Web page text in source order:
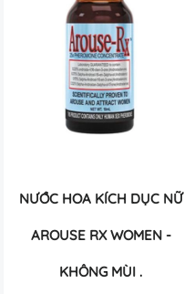
NƯỚC HOA KÍCH DỤC NỮ
AROUSE RX WOMEN -
KHÔNG MÙI .